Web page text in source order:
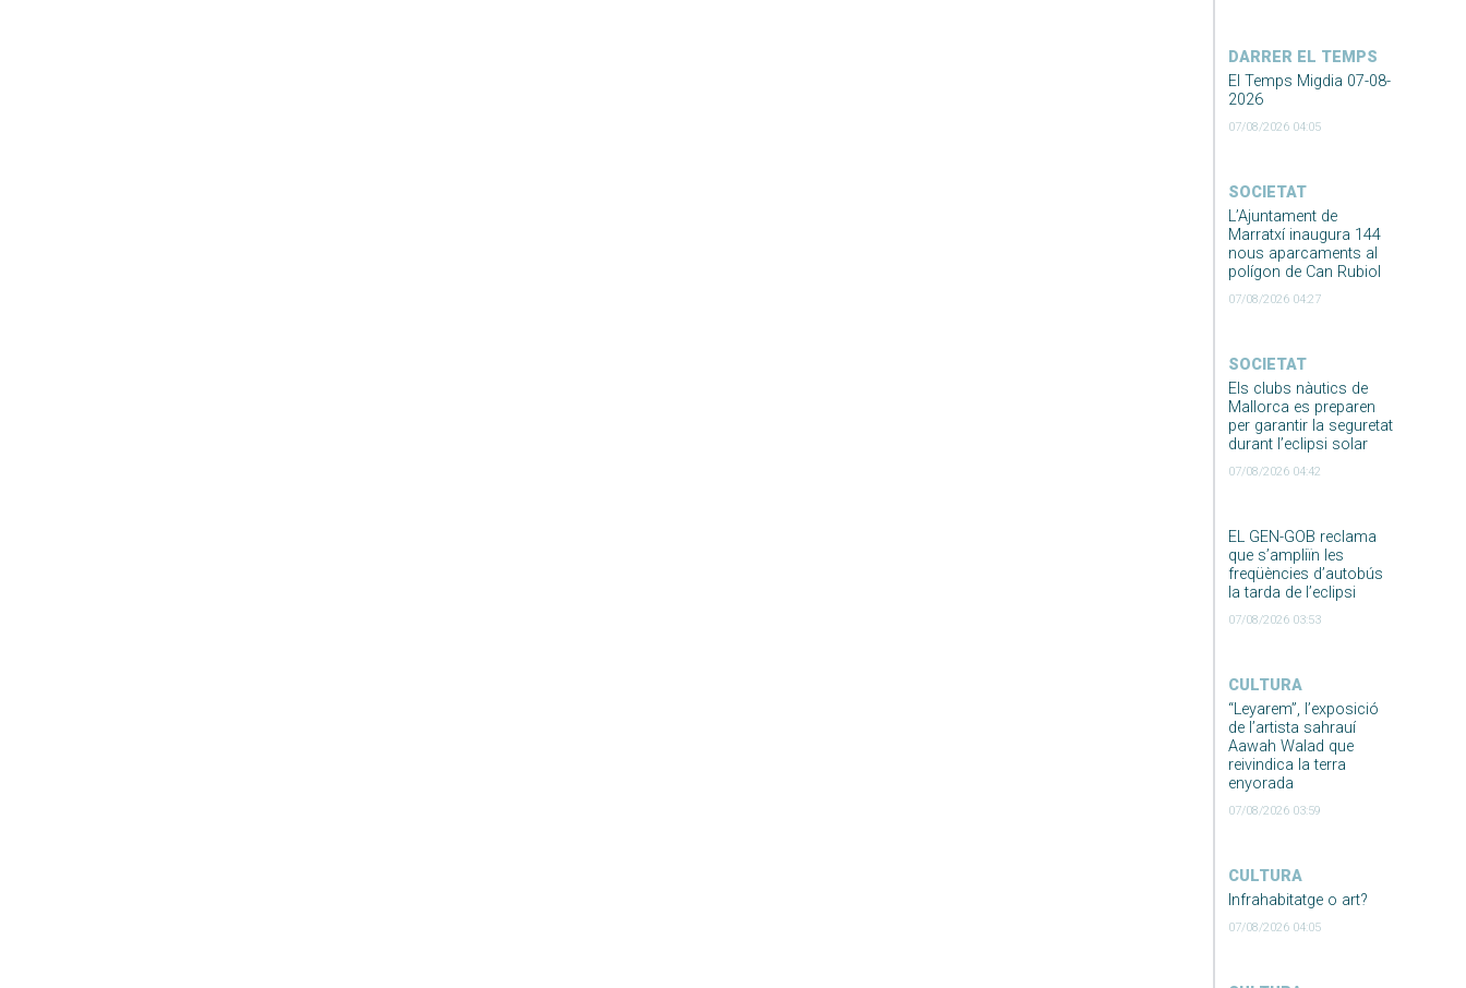
DARRER EL TEMPS
El Temps Migdia 07-08-
2026
07/08/2026 04:05
SOCIETAT
L’Ajuntament de
Marratxí inaugura 144
nous aparcaments al
polígon de Can Rubiol
07/08/2026 04:27
SOCIETAT
Els clubs nàutics de
Mallorca es preparen
per garantir la seguretat
durant l’eclipsi solar
07/08/2026 04:42
EL GEN-GOB reclama
que s’ampliïn les
freqüències d’autobús
la tarda de l’eclipsi
07/08/2026 03:53
CULTURA
“Leyarem”, l’exposició
de l’artista sahrauí
Aawah Walad que
reivindica la terra
enyorada
07/08/2026 03:59
CULTURA
Infrahabitatge o art?
07/08/2026 04:05